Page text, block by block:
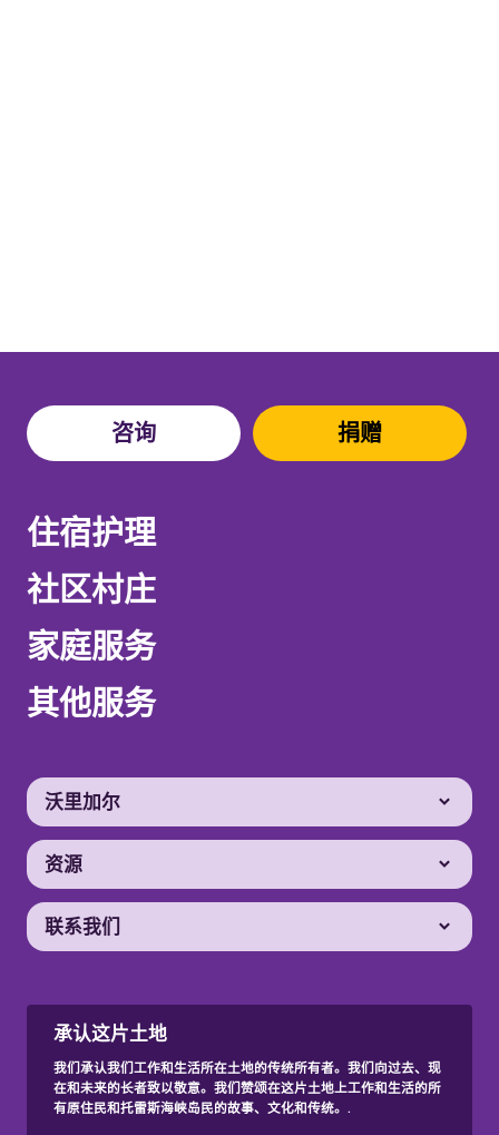
咨询 捐赠
住宿护理
社区村庄
家庭服务
其他服务
沃里加尔
资源
联系我们
承认这片土地
我们承认我们工作和生活所在土地的传统所有者。我们向过去、现
在和未来的长者致以敬意。我们赞颂在这片土地上工作和生活的所
有原住民和托雷斯海峡岛民的故事、文化和传统。.